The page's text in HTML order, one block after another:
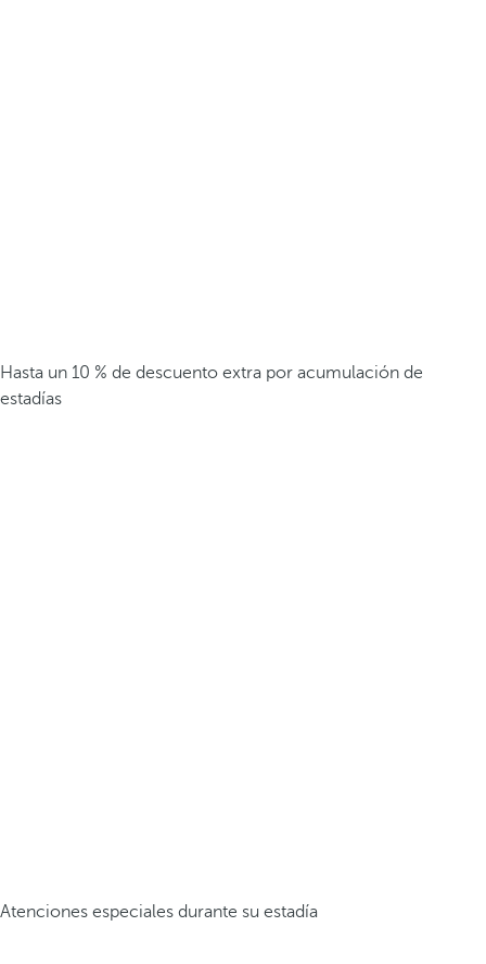
Hasta un 10 % de descuento extra por acumulación de
estadías
Atenciones especiales durante su estadía